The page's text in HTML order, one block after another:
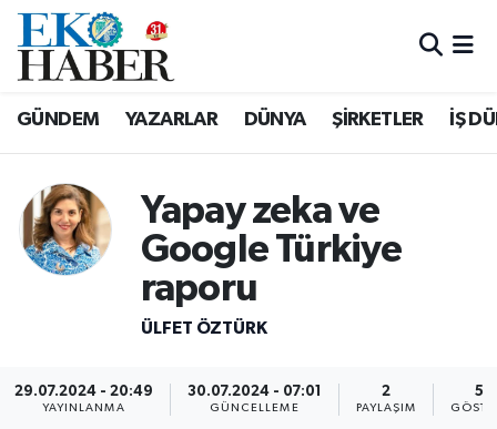
GÜNDEM YAZARLAR DÜNYA ŞİRKETLER İŞ
Yapay zeka ve
Google Türkiye
raporu
ÜLFET ÖZTÜRK
29.07.2024 - 20:49
YAYINLANMA
30.07.2024 - 07:01
GÜNCELLEME
2
PAYLAŞIM
54
Hava Durumu
Süper Lig Puan Durumu ve Fikstür
Tüm Manşetler
Son Dakika Haberleri